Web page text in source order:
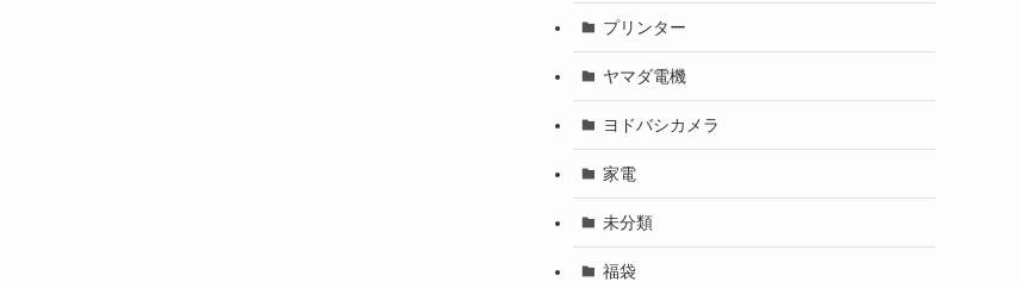
プリンター
ヤマダ電機
ヨドバシカメラ
家電
未分類
福袋